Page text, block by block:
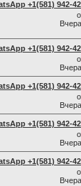
+1(581) 942-
Вчера
+1(581) 942-
Вчера
+1(581) 942-
Вчера
+1(581) 942-
Вчера
+1(581) 942-
Вчера